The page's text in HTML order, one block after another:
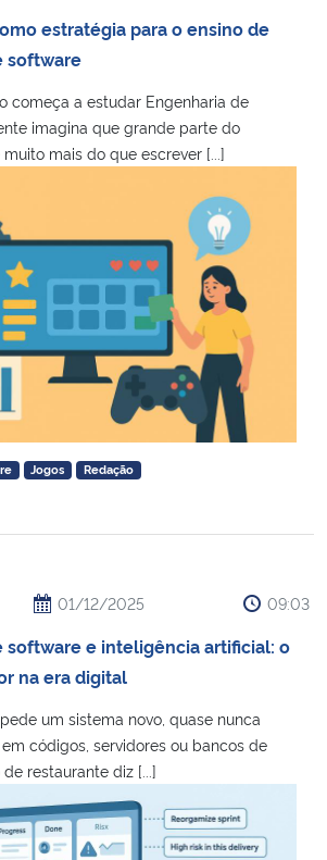
estratégia para o ensino de
software
começa a estudar Engenharia de
imagina que grande parte do
mais do que escrever [...]
Jogos Redação
01/12/2025 09:03
software e inteligência artificial: o
na era digital
um sistema novo, quase nunca
códigos, servidores ou bancos de
restaurante diz [...]